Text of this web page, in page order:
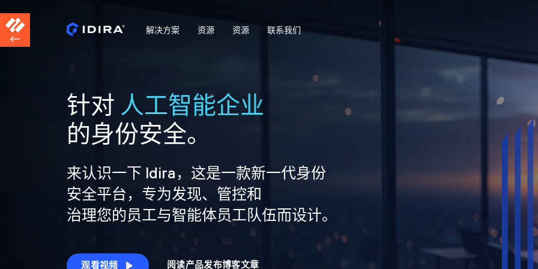
解决方案 资源 资源 联系我们
针对 人工智能企业
的身份安全。
来认识一下 Idira，这是一款新一代身份
安全平台，专为发现、管控和
治理您的员工与智能体员工队伍而设计。
观看视频 阅读产品发布博客文章